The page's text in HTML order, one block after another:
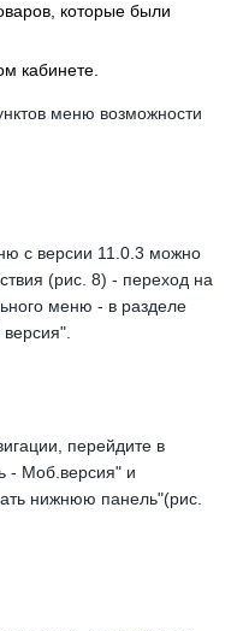
которые были
кабинете.
меню возможности
с версии 11.0.3 можно
(рис. 8) - переход на
меню - в разделе
перейдите в
- Моб.версия" и
нижнюю панель"(рис.